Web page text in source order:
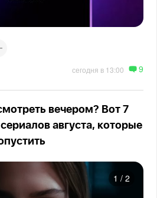
сегодня в 13:00 9
вечером? Вот 7
августа, которые
1 / 2